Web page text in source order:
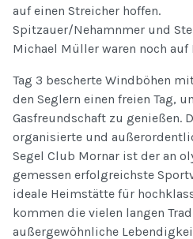
auf einen Streicher hoffen.
Spitzauer/Nehamnmer und
Michael Müller waren noch auf
Tag 3 bescherte Windböhen
den Seglern einen freien Tag,
Gasfreundschaft zu genießen.
organisierte und
Segel Club Mornar ist der an
gemessen erfolgreichste
ideale Heimstätte für
kommen die vielen langen
außergewöhnliche